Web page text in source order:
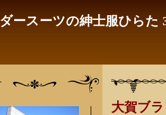
ースーツの紳士服ひら
大賀ブ